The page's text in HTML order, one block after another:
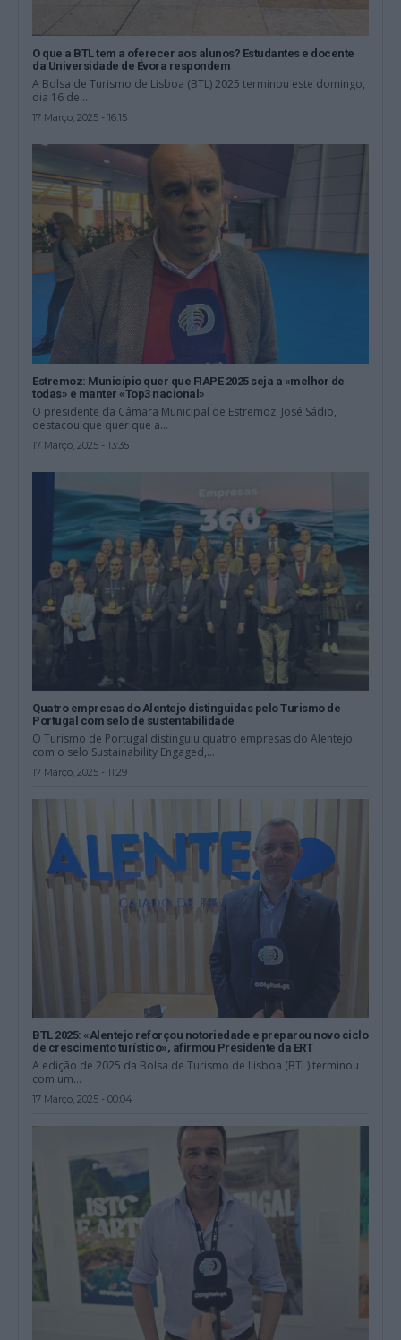
O que a BTL tem a oferecer aos alunos? Estudantes e docente
da Universidade de Évora respondem
A Bolsa de Turismo de Lisboa (BTL) 2025 terminou este domingo,
dia 16 de...
17 Março, 2025 - 16:15
Estremoz: Município quer que FIAPE 2025 seja a «melhor de
todas» e manter «Top3 nacional»
O presidente da Câmara Municipal de Estremoz, José Sádio,
destacou que quer que a...
17 Março, 2025 - 13:35
Quatro empresas do Alentejo distinguidas pelo Turismo de
Portugal com selo de sustentabilidade
O Turismo de Portugal distinguiu quatro empresas do Alentejo
com o selo Sustainability Engaged,...
17 Março, 2025 - 11:29
BTL 2025: «Alentejo reforçou notoriedade e preparou novo ciclo
de crescimento turístico», afirmou Presidente da ERT
A edição de 2025 da Bolsa de Turismo de Lisboa (BTL) terminou
com um...
17 Março, 2025 - 00:04